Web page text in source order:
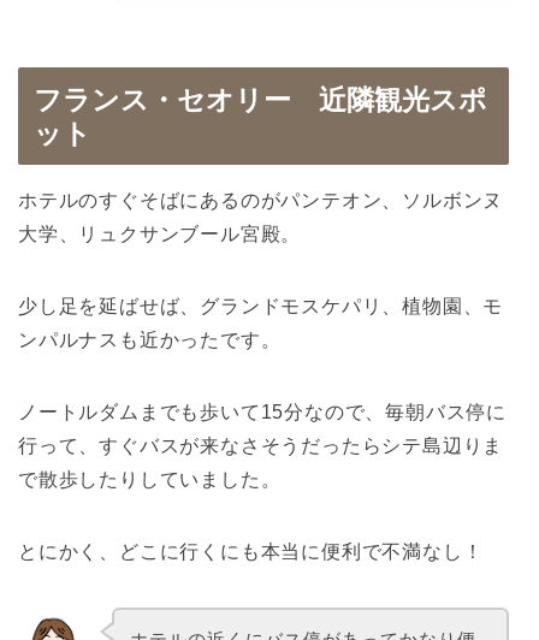
フランス・セオリー 近隣観光スポ
ット
ホテルのすぐそばにあるのがパンテオン、ソルボンヌ
大学、リュクサンブール宮殿。
少し足を延ばせば、グランドモスケパリ、植物園、モ
ンパルナスも近かったです。
ノートルダムまでも歩いて15分なので、毎朝バス停に
行って、すぐバスが来なさそうだったらシテ島辺りま
で散歩したりしていました。
とにかく、どこに行くにも本当に便利で不満なし！